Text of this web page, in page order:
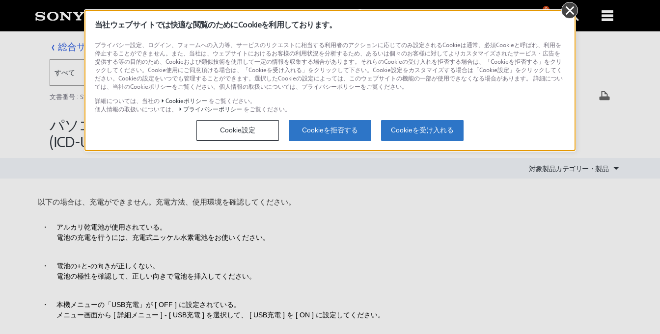
0
総合サポート・お問い合わせ
すべて 検索
文書番号 : S1110278026023 / 最終更新日 : 2025/03/11
パソコンのUSBポートに接続しても、充電が開始されないのですが。
(ICD-UX70、ICD-UX80)
対象製品カテゴリー・製品
以下の場合は、充電ができません。充電方法、使用環境を確認してください。
・
アルカリ乾電池が使用されている。
電池の充電を行うには、充電式ニッケル水素電池をお使いください。
・
電池の+と-の向きが正しくない。
電池の極性を確認して、正しい向きで電池を挿入してください。
・
本機メニューの「USB充電」が [ OFF ] に設定されている。
メニュー画面から [ 詳細メニュー ] - [ USB充電 ] を選択して、 [ USB充電 ] を [ ON ] に設定してください。
当社ウェブサイトでは快適な閲覧のためにCookieを利用しております。
プライバシー設定、ログイン、フォームへの入力等、サービスのリクエストに相当する利用者のアクションに応じてのみ設定されるCookieは通常、必須Cookieと呼ばれ、利用を
停止することができません。また、当社は、ウェブサイトにおけるお客様の利用状況を分析するため、あるいは個々のお客様に対してよりカスタマイズされたサービス・広告を
提供する等の目的のため、Cookieおよび類似技術を使用して一定の情報を収集する場合があります。それらのCookieの受け入れを拒否する場合は、「Cookieを拒否する」をクリ
ックしてください。Cookie使用にご同意頂ける場合は、「Cookieを受け入れる」をクリックして下さい。Cookie設定をカスタマイズする場合は「Cookie設定」をクリックしてく
ださい。Cookieの設定をいつでも管理することができます。選択したCookieの設定によっては、このウェブサイトの機能の一部が使用できなくなる場合があります。 詳細につい
ては、当社のCookieポリシーをご覧ください。個人情報の取扱いについては、プライバシーポリシーをご覧ください。
詳細については、当社の
Cookieポリシー をご覧ください。
個人情報の取扱いについては、
プライバシーポリシー をご覧ください。
Cookie設定 Cookieを拒否する Cookieを受け入れる